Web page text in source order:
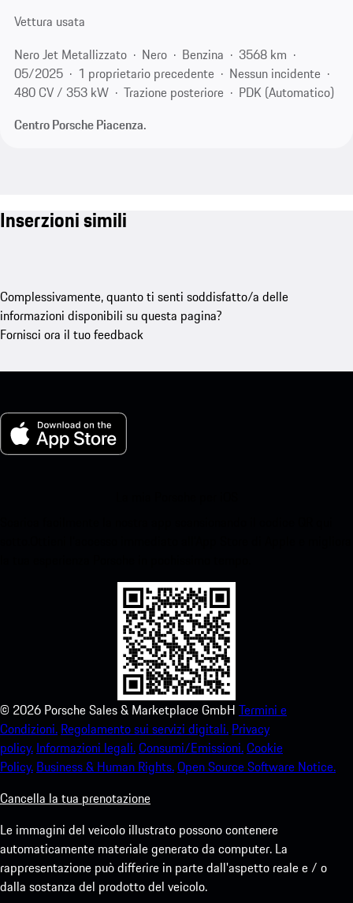
Vettura usata
Nero Jet Metallizzato
Nero Benzina
3568 km
05/2025
1 proprietario precedente
Nessun incidente
480 CV / 353 kW
Trazione posteriore
PDK (Automatico)
Centro Porsche Piacenza.
Inserzioni simili
Complessivamente, quanto ti senti soddisfatto/a delle
informazioni disponibili su questa pagina?
Fornisci ora il tuo feedback
© 2026 Porsche Sales & Marketplace GmbH Termini e
Condizioni. Regolamento sui servizi digitali. Privacy
policy. Informazioni legali.Consumi/Emissioni.Cookie
Policy. Business & Human Rights.Open Source Software Notice.
Cancella la tua prenotazione
Le immagini del veicolo illustrato possono contenere
automaticamente materiale generato da computer. La
rappresentazione può differire in parte dall'aspetto reale e / o
dalla sostanza del prodotto del veicolo.